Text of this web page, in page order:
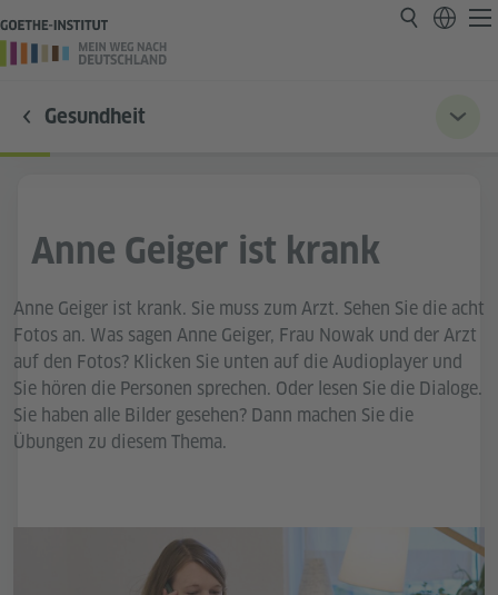
Gesundheit
Anne Geiger ist krank
Anne Geiger ist krank. Sie muss zum Arzt. Sehen Sie die acht
Fotos an. Was sagen Anne Geiger, Frau Nowak und der Arzt
auf den Fotos? Klicken Sie unten auf die Audioplayer und
Sie hören die Personen sprechen. Oder lesen Sie die Dialoge.
Sie haben alle Bilder gesehen? Dann machen Sie die
Übungen zu diesem Thema.